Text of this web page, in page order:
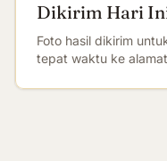
Dikirim Hari
Foto hasil dikirim
tepat waktu ke